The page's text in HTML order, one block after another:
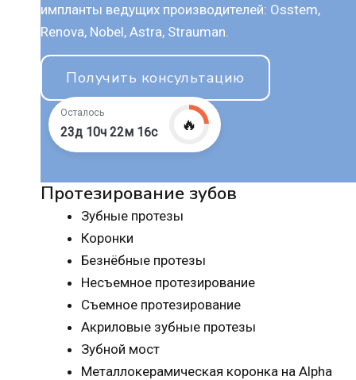
импланты ведущих производителей: Osstem,
Renova, Nobel, Astra, Strauman.
Получить консультацию
Осталось
23д 10ч 22м 15с 🔥
Протезирование зубов
Зубные протезы
Коронки
Безнёбные протезы
Несъемное протезирование
Съемное протезирование
Акриловые зубные протезы
Зубной мост
Металлокерамическая коронка на Alpha